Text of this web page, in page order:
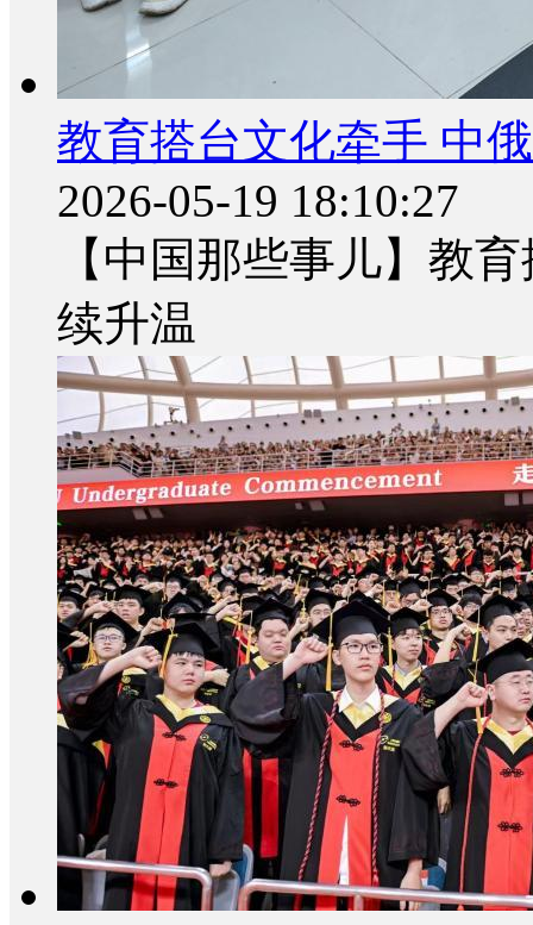
教育搭台文化牵手 中
2026-05-19 18:10:27
【中国那些事儿】教
续升温